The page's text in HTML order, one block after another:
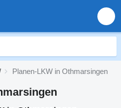
Planen-LKW in Othmarsingen